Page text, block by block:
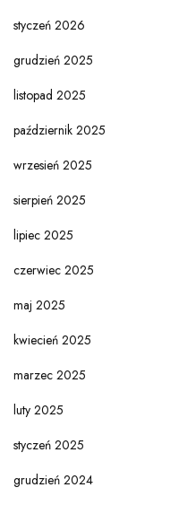
styczeń 2026
grudzień 2025
listopad 2025
październik 2025
wrzesień 2025
sierpień 2025
lipiec 2025
czerwiec 2025
maj 2025
kwiecień 2025
marzec 2025
luty 2025
styczeń 2025
grudzień 2024